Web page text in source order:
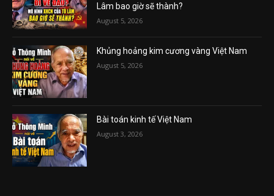
Lâm bao giờ sẽ thành?
August 5, 2026
Khủng hoảng kim cương vàng Việt Nam
August 5, 2026
Bài toán kinh tế Việt Nam
August 3, 2026